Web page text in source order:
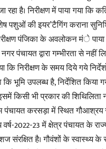
रहा है। निरीक्षण में पाया गया
पशुओं की इयर’टैगिंग कराना
पंजिका के अवलोकन मंे पाया
पंचायत द्वारा गम्भीरता से
गया कि निरीक्षण के समय दिये गये
कि भूमि उपलब्ध है, निर्देशित
किसी भी प्रकार की शिथिलिता
करसड़ा में स्थित गौआश्रय
वर्ष-2022-23 में क्षेत्र पंचायत के
है। गौवंशों के स्वास्थ्य के